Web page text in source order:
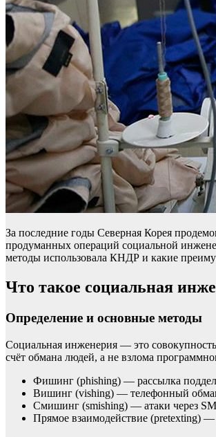
За последние годы Северная Корея
продуманных операций социальной
методы использовала КНДР и какие
Что такое социальная
Определение и основные методы
Социальная инженерия — это
счёт обмана людей, а не взлома
Фишинг (phishing) — рассылка
Вишинг (vishing) — телефонный
Смишинг (smishing) — атаки через
Прямое взаимодействие (pretexting)